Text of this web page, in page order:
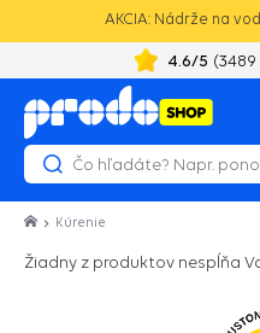
AKCIA: Nádrže na
4.6/5 (3489
Kúrenie
Žiadny z produktov nespĺňa